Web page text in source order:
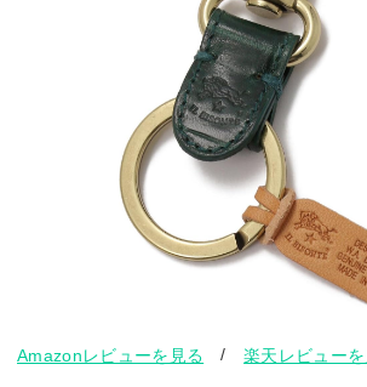
Amazonレビューを見る /楽天レビュー